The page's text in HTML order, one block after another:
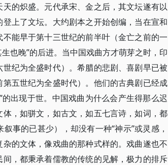
的炽盛。元代承宋、金之后，其文坛遂有以
上了文坛。大约剧本之开始创编，当在宣和
能早于第十三世纪的前半叶（金亡之前的一
也晚”的后进。当中国戏曲方才萌芽之时，印
纪为全盛时代）。希腊的悲剧、喜剧早已被
五世纪为全盛时代）。他们的古典剧已经成
出现于世。中国戏曲为什么会产生得那么迟
，如骈文，如古文，如五七言诗，如词，都
事的已甚少），却没有一种“神示”或灵感，
的文体，像戏曲的那种式样的。戏曲遂也不
，都秉承着儒教的传统的见解，极力的排斥